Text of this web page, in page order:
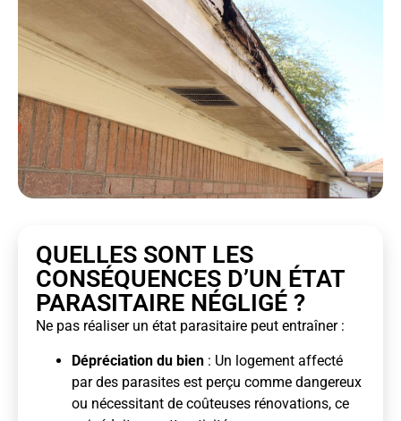
QUELLES SONT LES
CONSÉQUENCES D’UN ÉTAT
PARASITAIRE NÉGLIGÉ ?
Ne pas réaliser un état parasitaire peut entraîner :
Dépréciation du bien : Un logement affecté
par des parasites est perçu comme dangereux
ou nécessitant de coûteuses rénovations, ce